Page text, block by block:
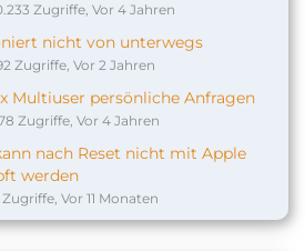
Zugriffe, Vor 4 Jahren
nicht von unterwegs
Zugriffe, Vor 2 Jahren
Multiuser persönliche Anfragen
Zugriffe, Vor 4 Jahren
nach Reset nicht mit Apple
werden
Vor 11 Monaten